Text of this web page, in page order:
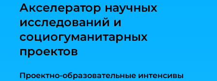
Акселератор научных
исследований и
социогуманитарных
проектов
Проектно-образовательные интенсивы